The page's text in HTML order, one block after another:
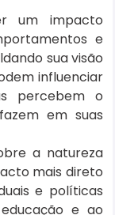
um impacto
e
sua visão
influenciar
percebem o
em suas
a natureza
mais direto
e políticas
e ao